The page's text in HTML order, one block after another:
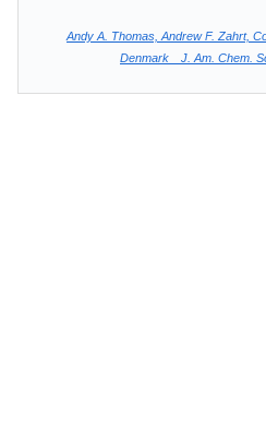
Andy A. Thomas, Andrew F. Zahrt,
Denmark J. Am. Chem.